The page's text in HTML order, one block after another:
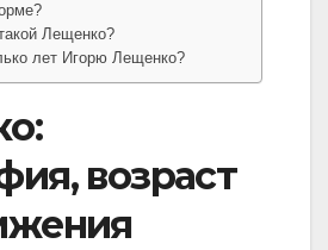
Лещенко?
лет Игорю Лещенко?
возраст